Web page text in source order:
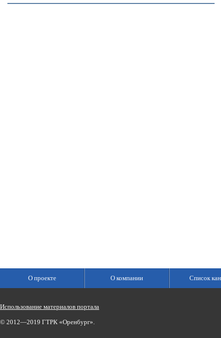
О проекте О компании Список
Использование материалов портала
© 2012—2019 ГТРК «Оренбург».